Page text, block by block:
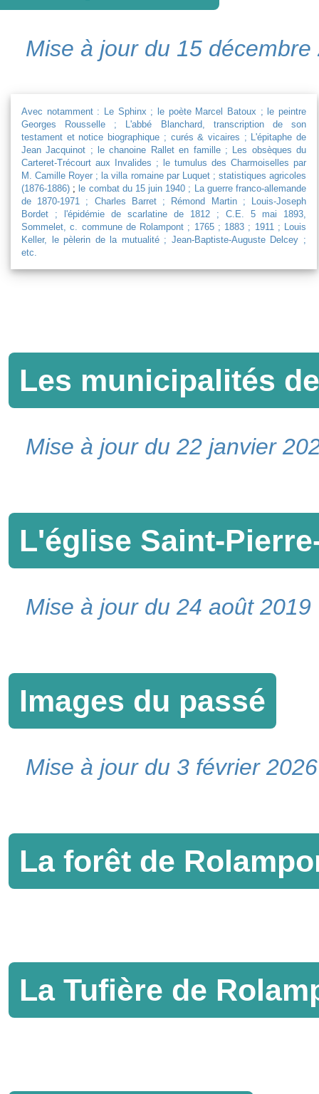
Mise à jour du 15 décembre
Avec notamment : Le Sphinx ; le poète Marcel Batoux ; le peintre
Georges Rousselle ;
L'abbé Blanchard, transcription de son
testament et notice biographique ; curés & vicaires ; L'épitaphe de
Jean Jacquinot ;
le chanoine Rallet en famille ; Les obsèques du
Carteret-Trécourt aux Invalides ;
le tumulus des Charmoiselles par
M. Camille Royer ; la villa romaine par Luquet ; statistiques agricoles
(1876-1886) ; le combat du 15 juin 1940 ; La guerre franco-allemande
de 1870-1971 ;
Charles Barret ; Rémond Martin ;
Louis-Joseph
Bordet ;
l'épidémie de scarlatine de 1812 ;
C.E. 5 mai 1893,
Sommelet, c. commune de Rolampont ; 1765 ; 1883 ; 1911 ; Louis
Keller, le pèlerin de la mutualité ; Jean-Baptiste-Auguste Delcey ;
etc.
Les municipalités
Mise à jour du 22 janvier
L'église Saint-
Mise à jour du 24 août 2019
Images du passé
Mise à jour du 3 février 2026
La forêt de
La Tufière de